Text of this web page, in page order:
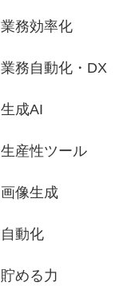
業務効率化
業務自動化・DX
生成AI
生産性ツール
画像生成
自動化
貯める力